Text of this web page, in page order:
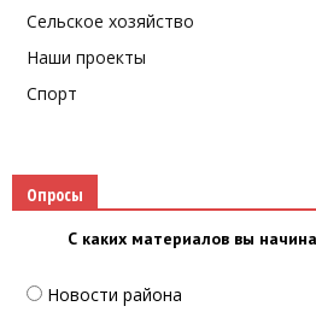
Сельское хозяйство
Наши проекты
Спорт
Опросы
С каких материалов вы
Новости района